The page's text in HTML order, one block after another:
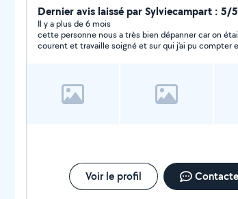
Dernier avis laissé par Sylviecampart : 5/5
Il y a plus de 6 mois
cette personne nous a très bien dépanner car on était sans
courent et travaille soigné et sur qui j'ai pu compter
Voir le profil